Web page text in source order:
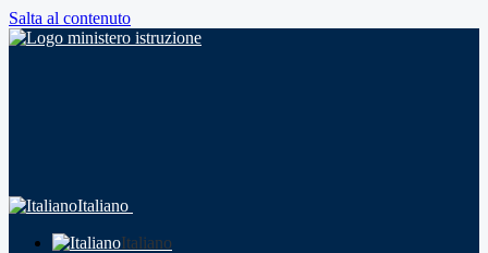
Salta al contenuto
Italiano
Italiano